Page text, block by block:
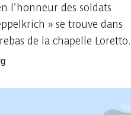
l’honneur des soldats
» se trouve dans
de la chapelle Loretto.